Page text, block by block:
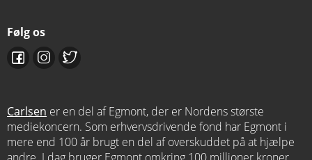
Følg os
Carlsen er en del af Egmont, der er Nordens største
mediekoncern. Som erhvervsdrivende fond har Egmont i
mere end 100 år brugt en del af overskuddet på at hjælpe